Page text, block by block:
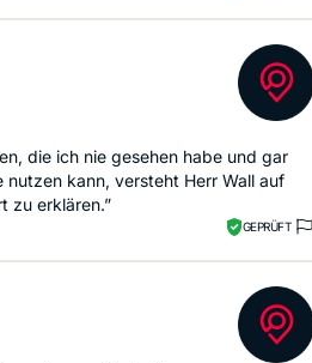
die ich nie gesehen habe und gar
nutzen kann, versteht Herr Wall auf
zu erklären.”
GEPRÜFT